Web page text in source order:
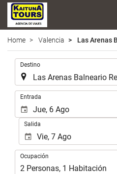
Home Valencia Las Arenas
Destino
Entrada
Salida
Ocupación
Ocupación
2 Personas, 1 Habitación